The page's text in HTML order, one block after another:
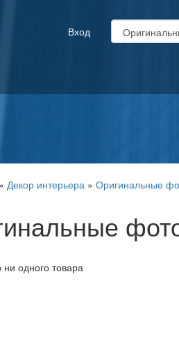
Вход
» Декор интерьера » Оригинальные
одного товара